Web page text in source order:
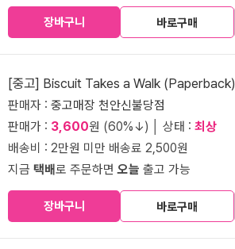
장바구니 바로구매
[중고] Biscuit Takes a Walk (Paperback)
판매자 : 중고매장 천안신불당점
판매가 : 3,600원 (60%↓) │ 상태 : 최상
배송비 : 2만원 미만 배송료 2,500원
지금 택배로 주문하면오늘 출고 가능
장바구니 바로구매